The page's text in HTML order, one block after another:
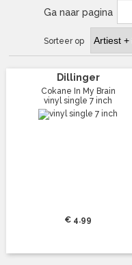
Ga naar pagina
Sorteer op
Dillinger
Cokane In My Brain
vinyl single 7 inch
€ 4.99